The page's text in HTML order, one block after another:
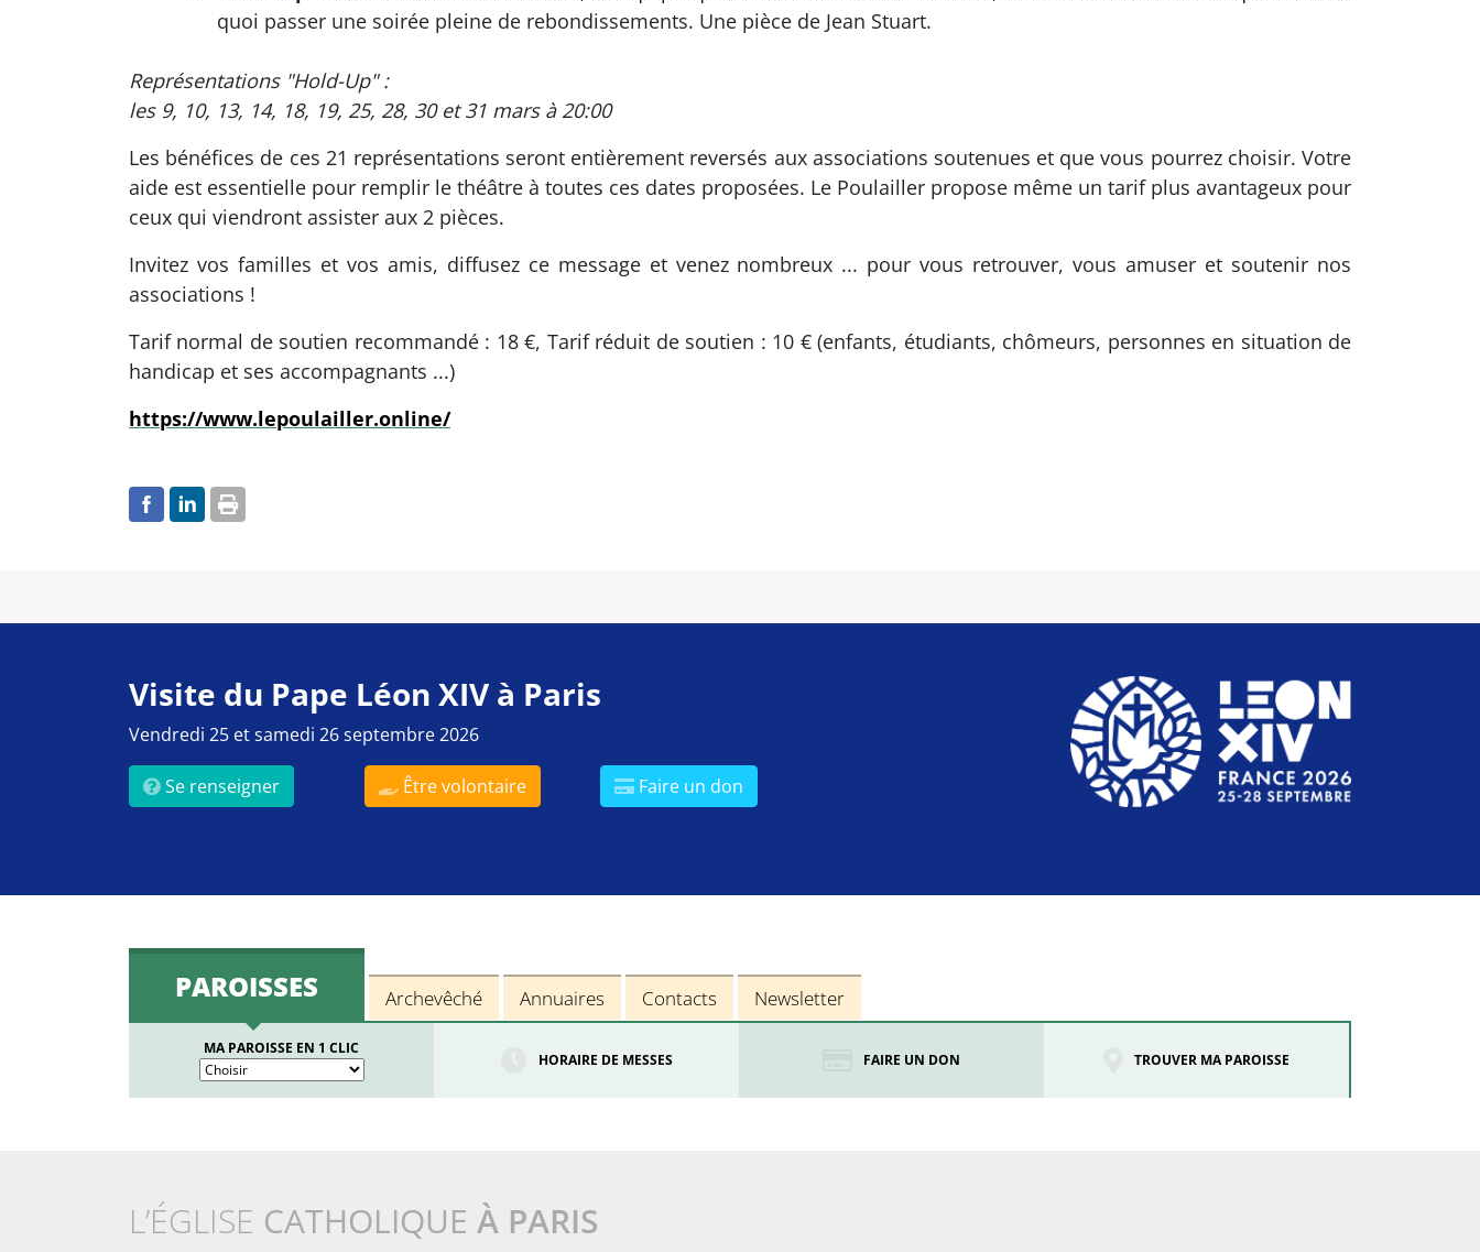
quoi passer une soirée pleine de rebondissements. Une pièce de Jean Stuart.
Représentations "Hold-Up" :
les 9, 10, 13, 14, 18, 19, 25, 28, 30 et 31 mars à 20:00
Les bénéfices de ces 21 représentations seront entièrement reversés aux associations soutenues et que vous pourrez choisir. Votre
aide est essentielle pour remplir le théâtre à toutes ces dates proposées. Le Poulailler propose même un tarif plus avantageux pour
ceux qui viendront assister aux 2 pièces.
Invitez vos familles et vos amis, diffusez ce message et venez nombreux ... pour vous retrouver, vous amuser et soutenir nos
associations !
Tarif normal de soutien recommandé : 18 €, Tarif réduit de soutien : 10 € (enfants, étudiants, chômeurs, personnes en situation de
handicap et ses accompagnants ...)
https://www.lepoulailler.online/
Visite du Pape Léon XIV à Paris
Vendredi 25 et samedi 26 septembre 2026
Se renseigner Être volontaire Faire un don
PAROISSES Archevêché Annuaires Contacts Newsletter
MA PAROISSE EN 1 CLIC
HORAIRE DE MESSES FAIRE UN DON TROUVER MA PAROISSE
L’ÉGLISE CATHOLIQUE À PARIS